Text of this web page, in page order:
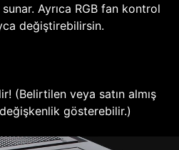
Ayrıca RGB fan kontrol
değiştirebilirsin.
(Belirtilen veya satın almış
gösterebilir.)